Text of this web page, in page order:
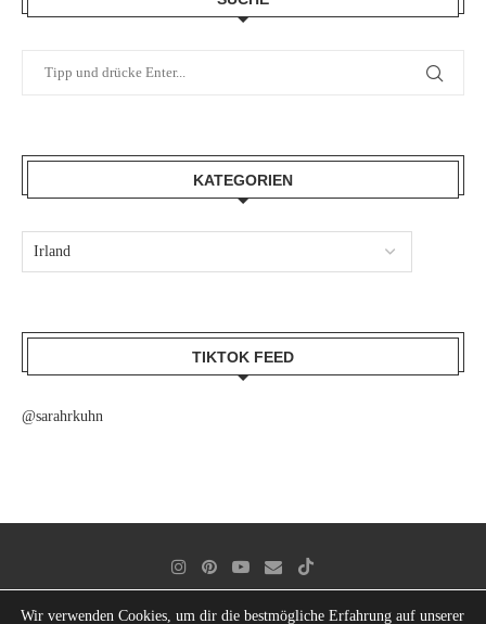
KATEGORIEN
TIKTOK FEED
@sarahrkuhn
Wir verwenden Cookies, um dir die bestmögliche Erfahrung auf unserer